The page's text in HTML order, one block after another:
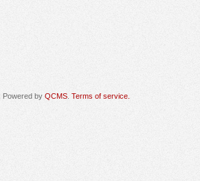
. Powered by QCMS Terms of service.